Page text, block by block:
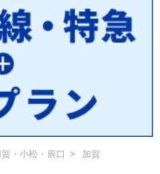
賀・小松・辰口 加賀